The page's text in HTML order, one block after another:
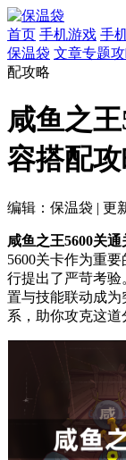
首页 手机游戏 手
保温袋 文章专题
配攻略
咸鱼之
容搭配
编辑：保温袋 | 更
咸鱼之王5600关
5600关卡作为重
行提出了严苛考
置与技能联动成
系，助你攻克这道